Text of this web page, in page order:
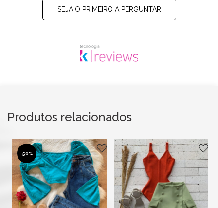
SEJA O PRIMEIRO A PERGUNTAR
Produtos relacionados
-50%